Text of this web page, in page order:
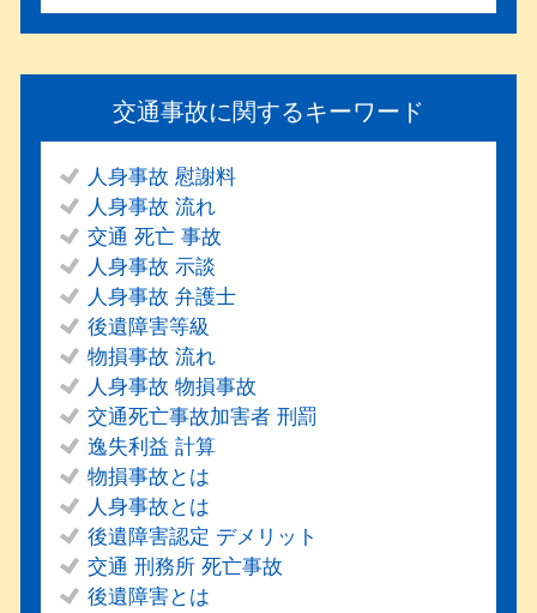
交通事故に関するキーワード
人身事故 慰謝料
人身事故 流れ
交通 死亡 事故
人身事故 示談
人身事故 弁護士
後遺障害等級
物損事故 流れ
人身事故 物損事故
交通死亡事故加害者 刑罰
逸失利益 計算
物損事故とは
人身事故とは
後遺障害認定 デメリット
交通 刑務所 死亡事故
後遺障害とは